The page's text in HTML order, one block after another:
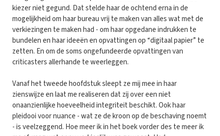
kiezer niet gegund. Dat stelde haar de ochtend erna in de
mogelijkheid om haar bureau vrij te maken van alles wat met de
verkiezingen te maken had - om haar opgedane indrukken te
bundelen en haar ideeën en opvattingen op “digitaal papier” te
zetten. En om de soms ongefundeerde opvattingen van
criticasters allerhande te weerleggen.
Vanaf het tweede hoofdstuk sleept ze mij mee in haar
zienswijze en laat me realiseren dat zij over een niet
onaanzienlijke hoeveelheid integriteit beschikt. Ook haar
pleidooi voor nuance - wat ze de kroon op de beschaving noemt
- is veelzeggend. Hoe meer ik in het boek vorder des te meer ik